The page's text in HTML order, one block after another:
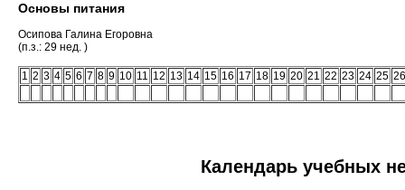
Основы питания
Осипова Галина Егоровна
(п.з.: 29 нед. )
1 2 3 4 5 6 7 8 9 10 11 12 13 14 15 16 17 18 19 20 21 22 23 24 25 26
Календарь учебных